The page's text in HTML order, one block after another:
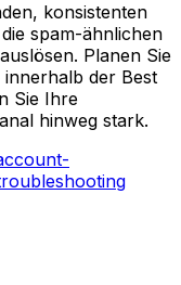
konsistenten
spam-ähnlichen
Planen Sie
der Best
Sie Ihre
hinweg stark.